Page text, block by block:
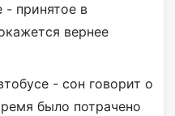
- принятое в
вернее
- сон говорит о
было потрачено